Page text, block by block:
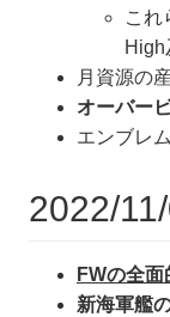
これ
High
月資源の
オーバー
エンブレ
2022/
FWの全
新海軍艦